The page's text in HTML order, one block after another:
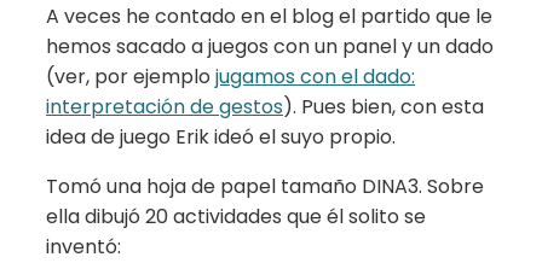
A veces he contado en el blog el partido que le
hemos sacado a juegos con un panel y un dado
(ver, por ejemplo jugamos con el dado:
interpretación de gestos). Pues bien, con esta
idea de juego Erik ideó el suyo propio.
Tomó una hoja de papel tamaño DINA3. Sobre
ella dibujó 20 actividades que él solito se
inventó: